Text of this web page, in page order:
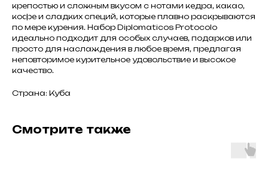
крепостью и сложным вкусом с нотами кедра, какао,
кофе и сладких специй, которые плавно раскрываются
по мере курения. Набор Diplomaticos Protocolo
идеально подходит для особых случаев, подарков или
просто для наслаждения в любое время, предлагая
неповторимое курительное удовольствие и высокое
качество.
Страна: Куба
Смотрите также